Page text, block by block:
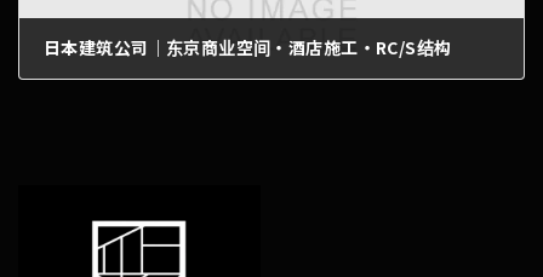
日本建筑公司｜东京商业空间・酒店施工・RC/S结构